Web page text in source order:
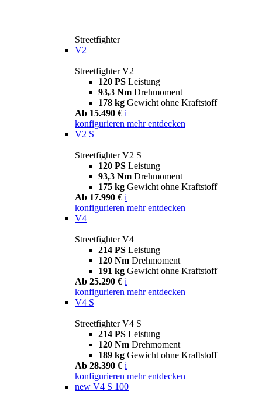
Streetfighter
V2
Streetfighter V2
120 PS Leistung
93,3 Nm Drehmoment
178 kg Gewicht ohne Kraftstoff
Ab 15.490 € i
konfigurieren mehr entdecken
V2 S
Streetfighter V2 S
120 PS Leistung
93,3 Nm Drehmoment
175 kg Gewicht ohne Kraftstoff
Ab 17.990 € i
konfigurieren mehr entdecken
V4
Streetfighter V4
214 PS Leistung
120 Nm Drehmoment
191 kg Gewicht ohne Kraftstoff
Ab 25.290 € i
konfigurieren mehr entdecken
V4 S
Streetfighter V4 S
214 PS Leistung
120 Nm Drehmoment
189 kg Gewicht ohne Kraftstoff
Ab 28.390 € i
konfigurieren mehr entdecken
new V4 S 100